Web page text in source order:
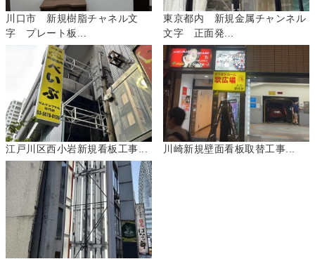
川口市 新規樹脂チャネル文
字 プレート板...
東京都内 新規金属チャンネル
文字 正面発...
江戸川区西小岩新規看板工事... 川崎新規壁面看板取替工事...